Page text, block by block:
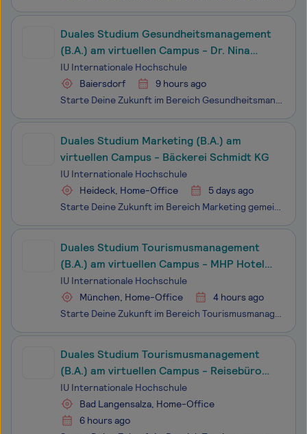
Duales Studium Gesundheitsmanagement
(B.A.) am virtuellen Campus - Dr. Nina
Kuschke
IU Internationale Hochschule
Baiersdorf
9 hours ago
Starte Deine Zukunft im Bereich Gesundheitsmanagement gemeinsam mit Dr. Nina Kuschke und der IU Internationalen Hochschule (IU). Im Dualen myStudium – akkreditiert als duales Fernstudium - sammelst Du Deine Praxiserfahrung im Unternehmen und lernst die Theorie zu 100 % virtuell, ergänzt durch option
Duales Studium Marketing (B.A.) am
virtuellen Campus - Bäckerei Schmidt KG
IU Internationale Hochschule
Heideck, Home-Office
5 days ago
Starte Deine Zukunft im Bereich Marketing gemeinsam mit der Bäckerei Schmidt KG und der IU Internationalen Hochschule (IU). Im Dualen myStudium – akkreditiert als duales Fernstudium - sammelst Du Deine Praxiserfahrung im Unternehmen und lernst die Theorie zu 100 % virtuell, ergänzt durch optionale d
Duales Studium Tourismusmanagement
(B.A.) am virtuellen Campus - MHP Hotel
AG
IU Internationale Hochschule
München, Home-Office
4 hours ago
Starte Deine Zukunft im Bereich Tourismusmanagement gemeinsam mit der MHP Hotel AG und der IU Internationalen Hochschule (IU). Im Dualen myStudium – akkreditiert als duales Fernstudium - sammelst Du Deine Praxiserfahrung im Unternehmen und lernst die Theorie zu 100 % virtuell, ergänzt durch optional
Duales Studium Tourismusmanagement
(B.A.) am virtuellen Campus - Reisebüro
König e.K.
IU Internationale Hochschule
Bad Langensalza, Home-Office
6 hours ago